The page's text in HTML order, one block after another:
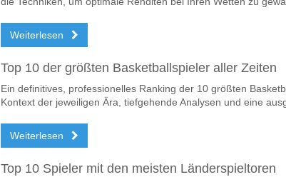
Weiterlesen
Top 10 der größten Basketballspieler aller Zeiten
Ein definitives, professionelles Ranking der 10 größten
Kontext der jeweiligen Ära, tiefgehende Analysen und eine
Weiterlesen
Top 10 Spieler mit den meisten Länderspieltoren